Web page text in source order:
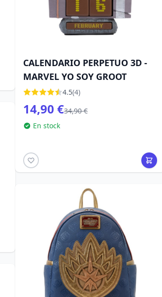
CALENDARIO PERPETUO 3D -
MARVEL YO SOY GROOT
4.5(4)
14,90 €34,90 €
En stock